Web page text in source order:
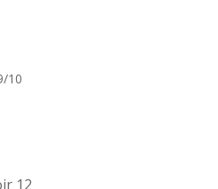
10
12